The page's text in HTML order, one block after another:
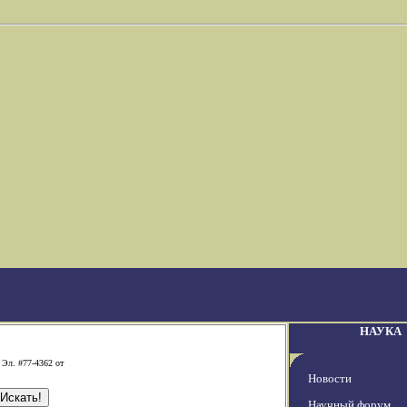
Эл. #77-4362 от
НАУКА
Новости